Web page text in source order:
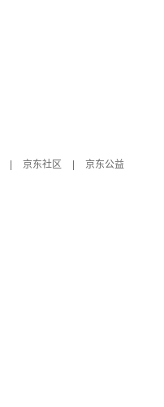
京东社区
京东公益